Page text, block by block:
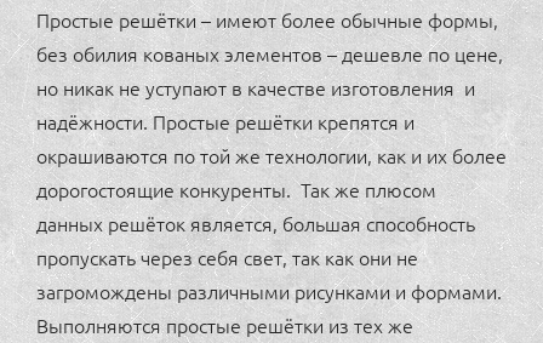
Простые решётки – имеют более обычные формы,
без обилия кованых элементов – дешевле по цене,
но никак не уступают в качестве изготовления и
надёжности. Простые решётки крепятся и
окрашиваются по той же технологии, как и их более
дорогостоящие конкуренты. Так же плюсом
данных решёток является, большая способность
пропускать через себя свет, так как они не
загромождены различными рисунками и формами.
Выполняются простые решётки из тех же